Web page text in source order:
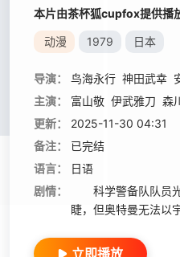
本片由茶杯狐cupfox提供播
动漫 1979 日本
导演： 鸟海永行 神田武幸
主演：
富山敬 伊武雅刀 森
更新：
2025-11-30 04:31
备注：
已完结
语言：
日语
剧情：
科学警备队队员光
睫，但奥特曼无法以
立即播放